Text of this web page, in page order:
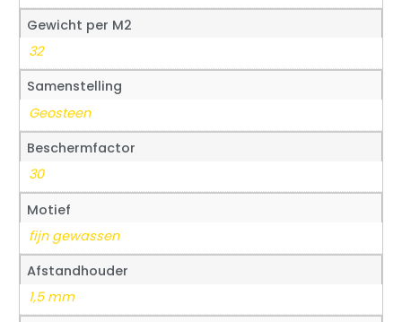
Gewicht per M2
32
Samenstelling
Geosteen
Beschermfactor
30
Motief
fijn gewassen
Afstandhouder
1,5 mm